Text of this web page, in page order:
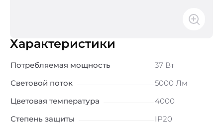
Характеристики
Потребляемая мощность
37 Вт
Световой поток
5000 Лм
Цветовая температура
4000
Степень защиты
IP20